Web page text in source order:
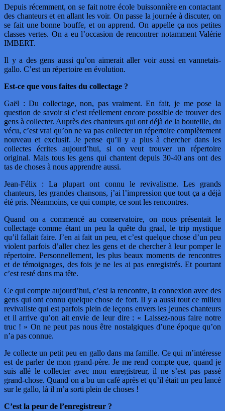
Depuis récemment, on se fait notre école buissonnière en contactant
des chanteurs et en allant les voir. On passe la journée à discuter, on
se fait une bonne bouffe, et on apprend. On appelle ça nos petites
classes vertes. On a eu l’occasion de rencontrer notamment Valérie
IMBERT.
Il y a des gens aussi qu’on aimerait aller voir aussi en vannetais-
gallo. C’est un répertoire en évolution.
Est-ce que vous faites du collectage ?
Gaël : Du collectage, non, pas vraiment. En fait, je me pose la
question de savoir si c’est réellement encore possible de trouver des
gens à collecter. Auprès des chanteurs qui ont déjà de la bouteille, du
vécu, c’est vrai qu’on ne va pas collecter un répertoire complètement
nouveau et exclusif. Je pense qu’il y a plus à chercher dans les
collectes écrites aujourd’hui, si on veut trouver un répertoire
original. Mais tous les gens qui chantent depuis 30-40 ans ont des
tas de choses à nous apprendre aussi.
Jean-Félix : La plupart ont connu le revivalisme. Les grands
chanteurs, les grandes chansons, j’ai l’impression que tout ça a déjà
été pris. Néanmoins, ce qui compte, ce sont les rencontres.
Quand on a commencé au conservatoire, on nous présentait le
collectage comme étant un peu la quête du graal, le trip mystique
qu’il fallait faire. J’en ai fait un peu, et c’est quelque chose d’un peu
violent parfois d’aller chez les gens et de chercher à leur pomper le
répertoire. Personnellement, les plus beaux moments de rencontres
et de témoignages, des fois je ne les ai pas enregistrés. Et pourtant
c’est resté dans ma tête.
Ce qui compte aujourd’hui, c’est la rencontre, la connexion avec des
gens qui ont connu quelque chose de fort. Il y a aussi tout ce milieu
revivaliste qui est parfois plein de leçons envers les jeunes chanteurs
et il arrive qu’on ait envie de leur dire : « Laissez-nous faire notre
truc ! » On ne peut pas nous être nostalgiques d’une époque qu’on
n’a pas connue.
Je collecte un petit peu en gallo dans ma famille. Ce qui m’intéresse
est de parler de mon grand-père. Je me rend compte que, quand je
suis allé le collecter avec mon enregistreur, il ne s’est pas passé
grand-chose. Quand on a bu un café après et qu’il était un peu lancé
sur le gallo, là il m’a sorti plein de choses !
C’est la peur de l’enregistreur ?